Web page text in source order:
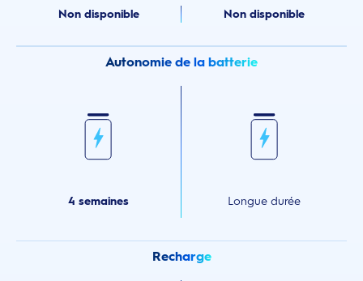
Non disponible Non disponible
Autonomie de la batterie
4 semaines Longue durée
Recharge